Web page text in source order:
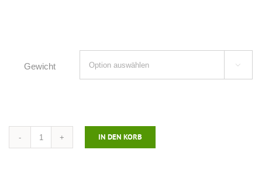
Gewicht 
IN DEN KORB